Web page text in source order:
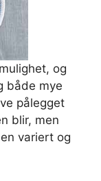
og
både mye
pålegget
blir, men
variert og